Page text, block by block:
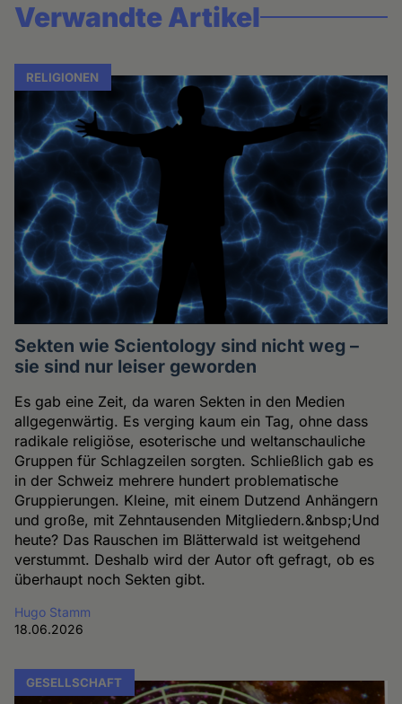
Verwandte Artikel
RELIGIONEN
Sekten wie Scientology sind nicht weg –
sie sind nur leiser geworden
Es gab eine Zeit, da waren Sekten in den Medien
allgegenwärtig. Es verging kaum ein Tag, ohne dass
radikale religiöse, esoterische und weltanschauliche
Gruppen für Schlagzeilen sorgten. Schließlich gab es
in der Schweiz mehrere hundert problematische
Gruppierungen. Kleine, mit einem Dutzend Anhängern
und große, mit Zehntausenden Mitgliedern.&nbsp;Und
heute? Das Rauschen im Blätterwald ist weitgehend
verstummt. Deshalb wird der Autor oft gefragt, ob es
überhaupt noch Sekten gibt.
Hugo Stamm
18.06.2026
GESELLSCHAFT